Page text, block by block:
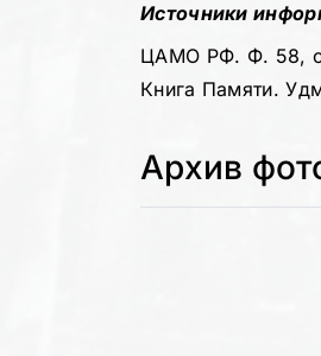
Источники
ЦАМО РФ. Ф. 58,
Книга Памяти.
Архив